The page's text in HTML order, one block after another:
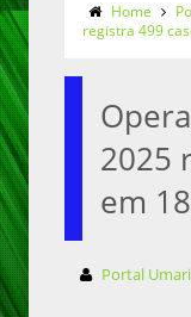
Home
registra 499
2025
em
Portal Umari